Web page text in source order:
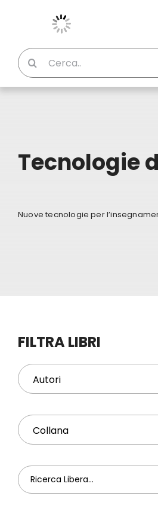
Cerca
per:
Tecnologie
Nuove tecnologie per
FILTRA LIBRI